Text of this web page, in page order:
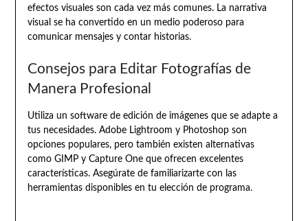
efectos visuales son cada vez más comunes. La narrativa
visual se ha convertido en un medio poderoso para
comunicar mensajes y contar historias.
Consejos para Editar Fotografías de
Manera Profesional
Utiliza un software de edición de imágenes que se adapte a
tus necesidades. Adobe Lightroom y Photoshop son
opciones populares, pero también existen alternativas
como GIMP y Capture One que ofrecen excelentes
características. Asegúrate de familiarizarte con las
herramientas disponibles en tu elección de programa.